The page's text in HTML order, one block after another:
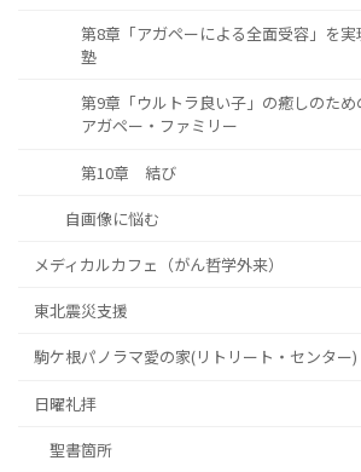
第8章「アガペーによる全面受容」を
塾
第9章「ウルトラ良い子」の癒しのた
アガペー・ファミリー
第10章 結び
自画像に悩む
メディカルカフェ（がん哲学外来）
東北震災支援
駒ケ根パノラマ愛の家(リトリート・センター)
日曜礼拝
聖書箇所